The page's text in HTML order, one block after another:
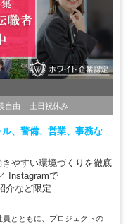
自由 土日祝休み
ル、警備、営業、事務な
やすい環境づくりを徹底
Instagramで
介など限定...
とともに、プロジェクトの